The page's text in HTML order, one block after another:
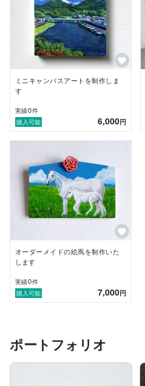
ミニキャンバスアートを制作しま
す
実績0件
購入可能
6,000円
オーダーメイドの絵馬を制作いた
します
実績0件
購入可能
7,000円
ポートフォリオ